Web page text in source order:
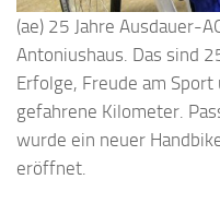
(ae) 25 Jahre Ausdauer-
Antoniushaus. Das sind
Erfolge, Freude am
gefahrene Kilometer.
wurde ein neuer
eröffnet.